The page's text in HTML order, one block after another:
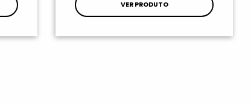
VER PRODUTO